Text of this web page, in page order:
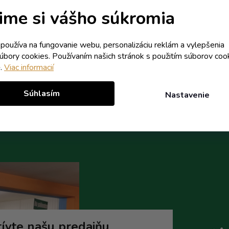
si vášho súkromia
na fungovanie webu, personalizáciu reklám a vylepšenia
cookies. Používaním našich stránok s použitím súborov
Viac informacií
Nastavenie
Súhlasím
8,34 €
Do košíka
3,23 € / ks